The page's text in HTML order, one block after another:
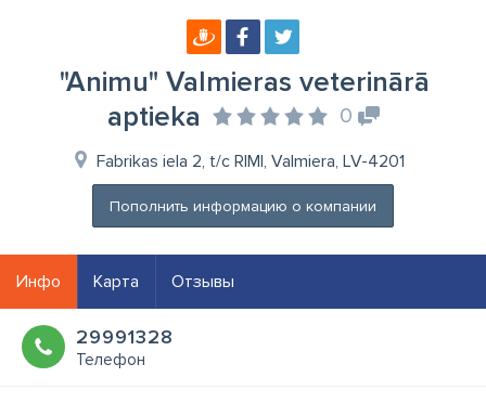
"Animu" Valmieras veterinārā
aptieka
0
Fabrikas iela 2, t/c RIMI, Valmiera, LV-4201
Пополнить информацию о компании
Инфо Карта Отзывы
29991328
Телефон